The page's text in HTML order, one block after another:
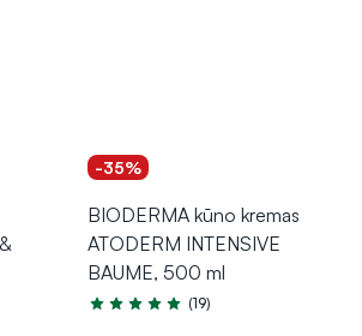
-35%
BIODERMA kūno kremas
ATODERM INTENSIVE
BAUME, 500 ml
Įvertinimas 4.9 iš 5
(19)